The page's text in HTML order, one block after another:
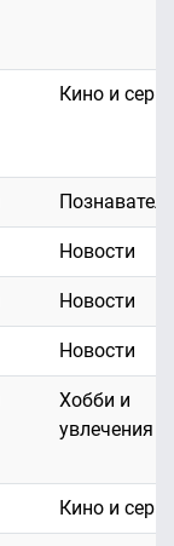
Кино и
Новости
Новости
Новости
Хобби и
увлечения
Кино и